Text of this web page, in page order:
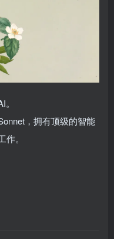
，拥有顶级的智能
。